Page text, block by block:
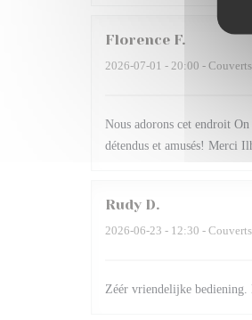
Florence F
2026-07-01 - 20:00 -
Nous adorons cet endroit
détendus et amusés! Merci
Rudy D
2026-06-23 - 12:30 -
Zéér vriendelijke bediening.